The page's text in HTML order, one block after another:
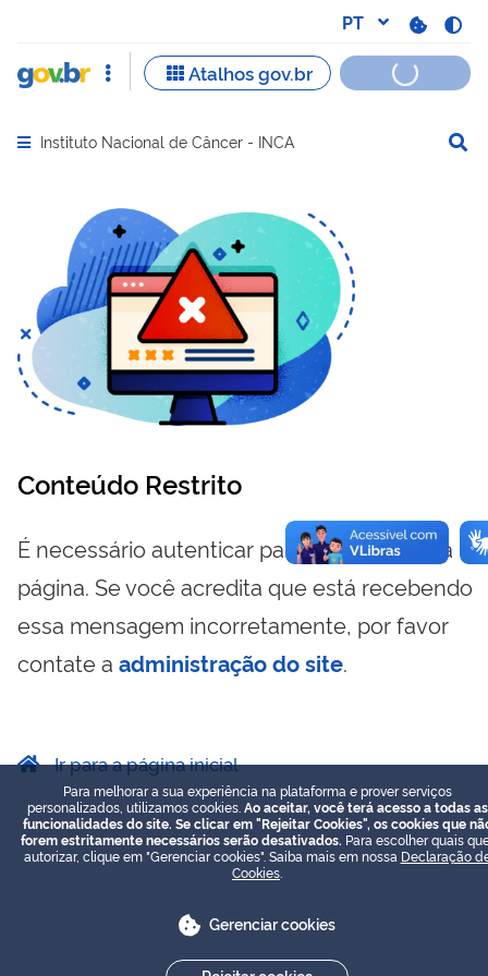
Abrir menu principal de navegação
Instituto Nacional de Câncer - INCA
Conteúdo Restrito
É necessário autenticar para visualizar essa
página. Se você acredita que está recebendo
essa mensagem incorretamente, por favor
contate a administração do site.
Ir para a página inicial
Para melhorar a sua experiência na plataforma e prover serviços
personalizados, utilizamos cookies. Ao aceitar, você terá acesso a todas as
funcionalidades do site. Se clicar em "Rejeitar Cookies", os cookies que
forem estritamente necessários serão desativados. Para escolher quais
autorizar, clique em "Gerenciar cookies". Saiba mais em nossa Declaração
Cookies
Gerenciar cookies